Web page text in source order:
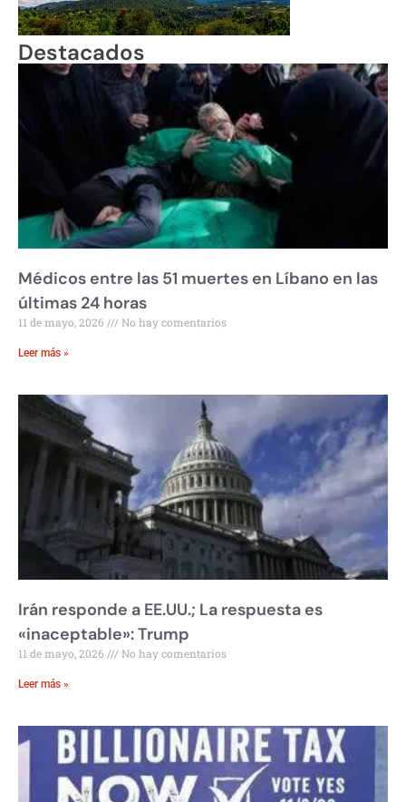
Destacados
Médicos entre las 51 muertes en Líbano en las
últimas 24 horas
11 de mayo, 2026 No hay comentarios
Leer más »
Irán responde a EE.UU.; La respuesta es
«inaceptable»: Trump
11 de mayo, 2026 No hay comentarios
Leer más »